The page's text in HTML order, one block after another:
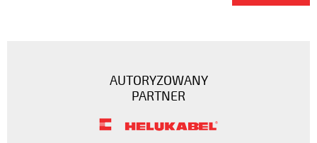
AUTORYZOWANY
PARTNER